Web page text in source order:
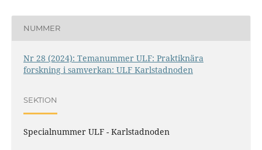
NUMMER
Nr 28 (2024): Temanummer ULF: Praktiknära
forskning i samverkan: ULF Karlstadnoden
SEKTION
Specialnummer ULF - Karlstadnoden